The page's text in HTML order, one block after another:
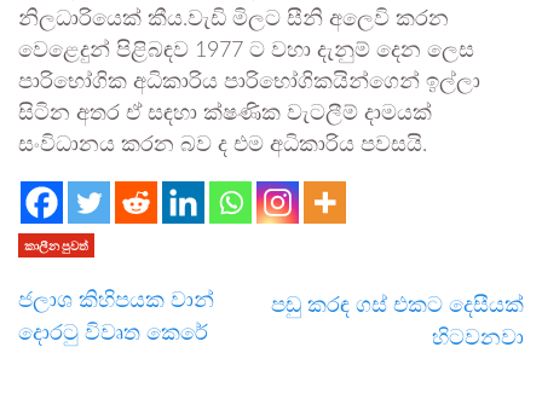
නිලධාරියෙක් කීය.වැඩි මිලට සීනි අලෙවි කරන
වෙළෙදුන් පිළිබඳව 1977 ට වහා දැනුම් දෙන ලෙස
පාරිභෝගික අධිකාරිය පාරිභෝගිකයින්ගෙන් ඉල්ලා
සිටින අතර ඒ සඳහා ක්ෂණික වැටලීම් දාමයක්
සංවිධානය කරන බව ද එම අධිකාරිය පවසයි.
කාලීන පුවත්
ජලාශ කිහිපයක වාන්
දොරටු විවෘත කෙරේ
පඬු කරඳ ගස් එකට දෙසීයක්
හිටවනවා